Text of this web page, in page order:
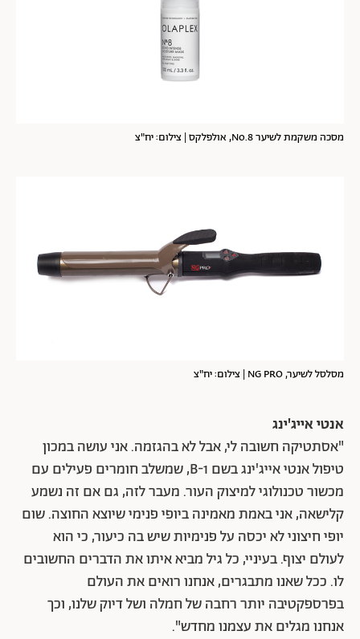
מסכה משקמת לשיער No.8, אולפלקס | צילום: יח"צ
מסלסל לשיער, NG PRO | צילום: יח"צ
אנטי אייג'ינג
"אסתטיקה חשובה לי, אבל לא בהגזמה. אני עושה במכון
טיפול אנטי אייג'ינג בשם 1-B, שמשלב חומרים פעילים עם
מכשור טכנולוגי למיצוק העור. מעבר לזה, גם אם זה נשמע
קלישאה, אני באמת מאמינה ביופי פנימי שיוצא החוצה. שום
יופי חיצוני לא יכסה על פנימיות שיש בה כיעור, כי הוא
לעולם יצוף. בעיניי, כל גיל מביא איתו את הדברים החשובים
לו. ככל שאנו מתבגרים, אנחנו רואים את העולם
בפרספקטיבה יותר רחבה של חמלה ושל דיוק שלנו, וכך
אנחנו מגלים את עצמנו מחדש".